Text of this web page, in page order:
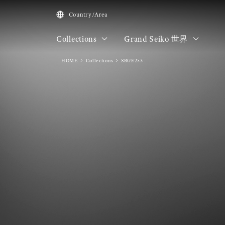
Country/Area
Collections Grand Seiko 世界
HOME Collections SBGE253